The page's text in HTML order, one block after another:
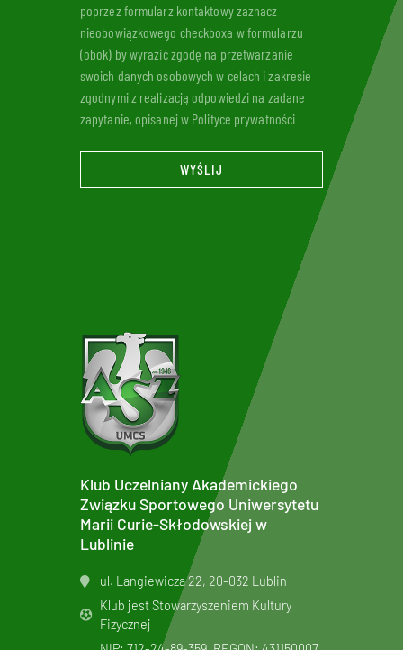
poprzez formularz kontaktowy zaznacz
nieobowiązkowego checkboxa w formularzu
(obok) by wyrazić zgodę na przetwarzanie
swoich danych osobowych w celach i zakresie
zgodnymi z realizacją odpowiedzi na zadane
zapytanie, opisanej w Polityce prywatności
WYŚLIJ
Klub Uczelniany Akademickiego
Związku Sportowego Uniwersytetu
Marii Curie-Skłodowskiej w
Lublinie
ul. Langiewicza 22, 20-032 Lublin
Klub jest Stowarzyszeniem Kultury
Fizycznej